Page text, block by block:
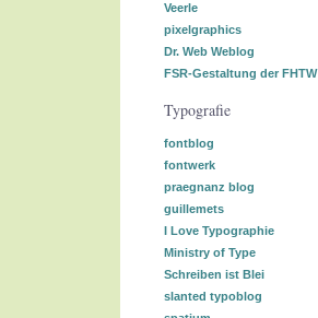
Veerle
pixelgraphics
Dr. Web Weblog
FSR-Gestaltung der FHTW
Typografie
fontblog
fontwerk
praegnanz blog
guillemets
I Love Typographie
Ministry of Type
Schreiben ist Blei
slanted typoblog